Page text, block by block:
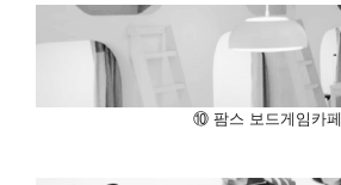
⑩ 팜스 보드게임카페